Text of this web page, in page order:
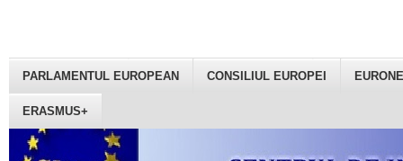
PARLAMENTUL EUROPEAN CONSILIUL EUROPEI
ERASMUS+